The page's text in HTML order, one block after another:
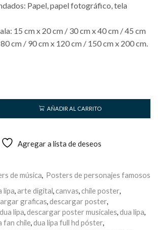
Papel, papel fotográfico, tela
15 cm x 20 cm / 30 cm x 40 cm / 45 cm
cm / 90 cm x 120 cm / 150 cm x 200 cm.
AÑADIR AL CARRITO
Agregar a lista de deseos
de música, Posters de personajes famosos
lipa,arte digital, canvas, chile poster,
graficas,descargar poster,
lipa,descargar poster musicales,dua lipa,
fan chile,dua lipa full hd póster,